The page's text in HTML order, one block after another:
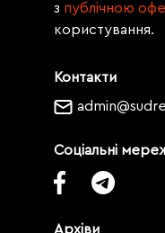
Контакти
Соціальні
Архіви
з публічною
користування.